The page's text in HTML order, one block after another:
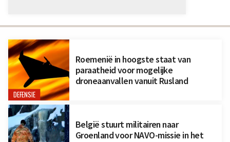
DEFENSIE
Roemenië in hoogste staat van
paraatheid voor mogelijke
droneaanvallen vanuit Rusland
België stuurt militairen naar
Groenland voor NAVO-missie in het